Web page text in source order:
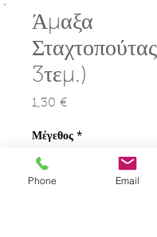
Άμαξα
3τεμ.)
1,30 €Τιμή
Μέγεθος *
Phone Email